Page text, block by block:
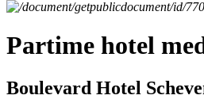
Partime hotel
Boulevard Hotel